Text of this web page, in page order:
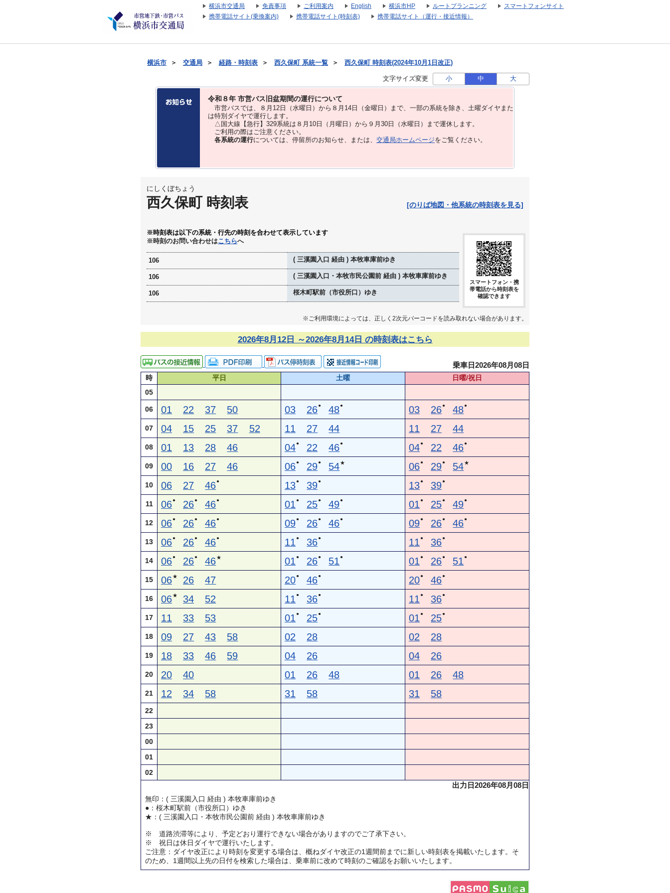
横浜市交通局 免責事項 ご利用案内 English 横浜市HP ルートプランニング
スマートフォンサイト
携帯電話サイト(乗換案内)
携帯電話サイト(時刻表) 携帯電話サイト（運行・接近情報）
横浜市 ＞ 交通局 ＞ 経路・時刻表 ＞ 西久保町 系統一覧 ＞ 西久保町 時刻表(2024年10月1日改正)
文字サイズ変更 小 中 大
令和８年 市営バス旧盆期間の運行について
市営バスでは、８⽉12⽇（水曜日）から８⽉14⽇（金曜日）まで、⼀部の系統を除き、⼟曜ダイヤまた
は特別ダイヤで運⾏します。
△国大線【急行】329系統は８月10日（月曜日）から９月30日（水曜日）まで運休します。
ご利用の際はご注意ください。
各系統の運行については、停留所のお知らせ、または、 交通局ホームページをご覧ください。
にしくぼちょう
西久保町 時刻表 [のりば地図・他系統の時刻表を見る]
※時刻表は以下の系統・行先の時刻を合わせて表示しています
※時刻のお問い合わせはこちらへ
106 ( 三溪園入口 経由 ) 本牧車庫前ゆき
106 ( 三溪園入口・本牧市民公園前 経由 ) 本牧車庫前ゆき
106 桜木町駅前（市役所口）ゆき
スマートフォン・携
帯電話から時刻表を
確認できます
※ご利用環境によっては、正しく2次元バーコードを読み取れない場合があります。
2026年8月12日 ～2026年8月14日 の時刻表はこちら
乗車日2026年08月08日
時 平日 土曜
日曜/祝日
05
06 01 22 37 50 03 26● 48● 03 26● 48●
07 04 15 25 37 52 11 27 44 11 27 44
08 01 13 28 46 04● 22 46● 04● 22 46●
09 00 16 27 46 06● 29● 54★ 06● 29● 54★
10 06 27 46● 13● 39● 13● 39●
11 06● 26● 46● 01 ● 25● 49● 01 ● 25● 49●
12 06● 26● 46● 09● 26● 46● 09● 26● 46●
13 06● 26● 46● 11 ● 36● 11 ● 36●
14 06● 26● 46★ 01 ● 26● 51 ● 01 ● 26● 51 ●
15 06★ 26 47 20● 46● 20● 46●
16 06★ 34 52 11 ● 36● 11 ● 36●
17 11 33 53 01 ● 25● 01 ● 25●
18 09 27 43 58 02 28 02 28
19 18 33 46 59 04 26 04 26
20 20 40 01 26 48 01 26 48
21 12 34 58 31 58 31 58
22
23
00
01
02
出力日2026年08月08日
無印：( 三溪園入口 経由 ) 本牧車庫前ゆき
●：桜木町駅前（市役所口）ゆき
★：( 三溪園入口・本牧市民公園前 経由 ) 本牧車庫前ゆき
※ 道路渋滞等により、予定どおり運行できない場合がありますのでご了承下さい。
※ 祝日は休日ダイヤで運行いたします。
ご注意：ダイヤ改正により時刻を変更する場合は、概ねダイヤ改正の1週間前までに新しい時刻表を掲載いたします。そ
のため、1週間以上先の日付を検索した場合は、乗車前に改めて時刻のご確認をお願いいたします。